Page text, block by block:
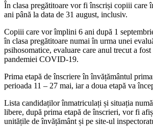
În clasa pregătitoare vor fi înscriși copiii care
ani până la data de 31 august, inclusiv.
Copiii care vor împlini 6 ani după 1
în clasa pregătitoare numai în urma unei
psihosomatice, evaluare care anul trecut a fost
pandemiei COVID-19.
Prima etapă de înscriere în învățământul
perioada 11 – 27 mai, iar a doua etapă va
Lista candidaților înmatriculați și situația
libere, după prima etapă de înscrieri, vor fi
unitățile de învățământ și pe site-ul